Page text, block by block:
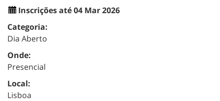
Inscrições até 04 Mar 2026
Categoria:
Dia Aberto
Onde:
Presencial
Local:
Lisboa